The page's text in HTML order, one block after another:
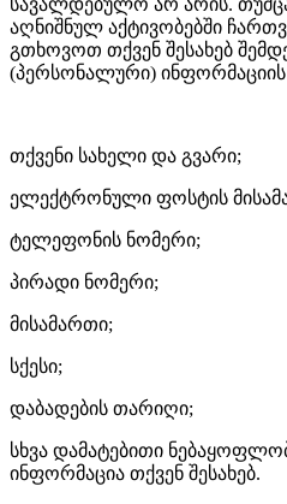
სავალდებულო არ არის.
აღნიშნულ აქტივობებში
გთხოვოთ თქვენ შესახებ
(პერსონალური)
თქვენი სახელი და გვარი;
ელექტრონული ფოსტის
ტელეფონის ნომერი;
პირადი ნომერი;
მისამართი;
სქესი;
დაბადების თარიღი;
სხვა დამატებითი
ინფორმაცია თქვენ შესახებ.